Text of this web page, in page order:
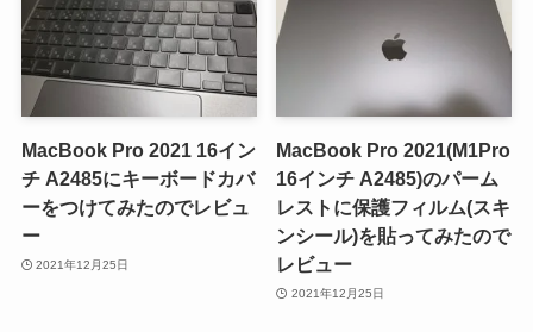
MacBook Pro 2021 16イン
チ A2485にキーボードカバ
ーをつけてみたのでレビュ
ー
2021年12月25日
MacBook Pro 2021(M1Pro
16インチ A2485)のパーム
レストに保護フィルム(スキ
ンシール)を貼ってみたので
レビュー
2021年12月25日